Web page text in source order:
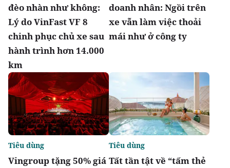
đèo nhàn như không:
Lý do VinFast VF 8
chinh phục chủ xe sau
hành trình hơn 14.000
km
doanh nhân: Ngồi trên
xe vẫn làm việc thoải
mái như ở công ty
Vingroup tặng 50% giá
Tiêu dùng
Tất tần tật về “tấm thẻ
Tiêu dùng